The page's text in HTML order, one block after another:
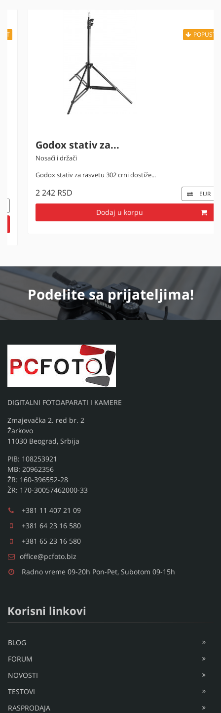
POPUST
Godox stativ za...
Nosači i držači
Godox stativ za rasvetu 302 crni dostiže...
2 242 RSD EUR
Dodaj u korpu
Podelitesa prijateljima!
DIGITALNI FOTOAPARATI I KAMERE
Zmajevačka 2. red br. 2
Žarkovo
11030 Beograd, Srbija
PIB: 108253921
MB: 20962356
ŽR: 160-396552-28
ŽR: 170-30057462000-33
+381 11 407 21 09
+381 64 23 16 580
+381 65 23 16 580
office@pcfoto.biz
Radno vreme 09-20h Pon-Pet, Subotom 09-15h
Korisni linkovi
BLOG
FORUM
NOVOSTI
TESTOVI
RASPRODAJA